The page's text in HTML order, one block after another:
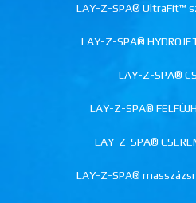
LAY-Z-SPA® UltraFit™
LAY-Z-SPA®
LAY-Z-SPA®
LAY-Z-SPA®
LAY-Z-SPA®
LAY-Z-SPA®